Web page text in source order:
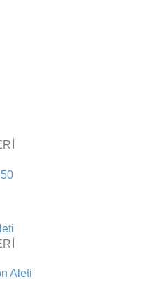
Aleti